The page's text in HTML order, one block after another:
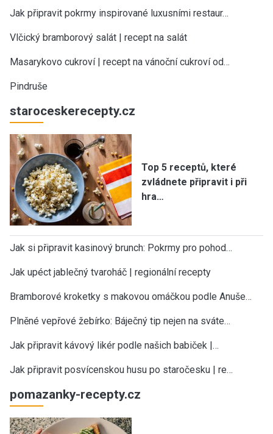
Jak připravit pokrmy inspirované luxusními restaur…
Vlčický bramborový salát | recept na salát
Masarykovo cukroví | recept na vánoční cukroví od…
Pindruše
staroceskerecepty.cz
Top 5 receptů, které
zvládnete připravit i při
hra…
Jak si připravit kasinový brunch: Pokrmy pro pohod…
Jak upéct jablečný tvaroháč | regionální recepty
Bramborové kroketky s makovou omáčkou podle Anuše…
Plněné vepřové žebírko: Báječný tip nejen na sváte…
Jak připravit kávový likér podle našich babiček |…
Jak připravit posvícenskou husu po staročesku | re…
pomazanky-recepty.cz